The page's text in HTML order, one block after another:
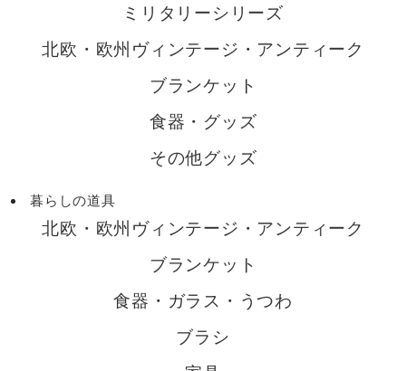
ミリタリーシリーズ
北欧・欧州ヴィンテージ・アンティーク
ブランケット
食器・グッズ
その他グッズ
暮らしの道具
北欧・欧州ヴィンテージ・アンティーク
ブランケット
食器・ガラス・うつわ
ブラシ